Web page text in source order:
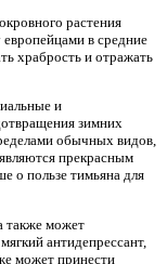
растения
в средние
храбрость и отражать
и
зимних
обычных видов,
прекрасным
о пользе тимьяна для
также может
антидепрессант,
может принести